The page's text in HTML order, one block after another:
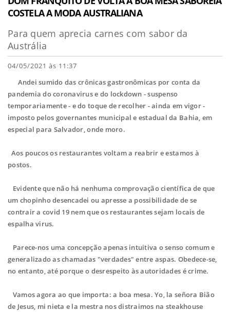
COSTELA A MODA AUSTRALIANA
Para quem aprecia carnes com sabor da
Austrália
04/05/2021 às 11:37
Andei sumido das crônicas gastronômicas por conta da
pandemia do coronavirus e do lockdown - suspenso
temporariamente - e do toque de recolher - ainda em vigor -
imposto pelos governantes municipal e estadual da Bahia, em
especial para Salvador, onde moro.
Aos poucos os restaurantes voltam a reabrir e estamos à
postos.
Evidente que não há nenhuma comprovação científica de que
um chopinho desencadei ou apresse a possibilidade de se
contrair a covid 19 nem que os restaurantes sejam locais de
espalha virus.
Parece-nos uma concepção apenas intuitiva o senso comum e
generalizado as chamadas "verdades" entre aspas. Obedece-se,
no entanto, até porque o desrespeito às autoridades é crime.
Vamos agora ao que importa: a boa mesa. Yo, la señora Bião
de Jesus, mi nieta e la mestra nos distraimos na steakhouse